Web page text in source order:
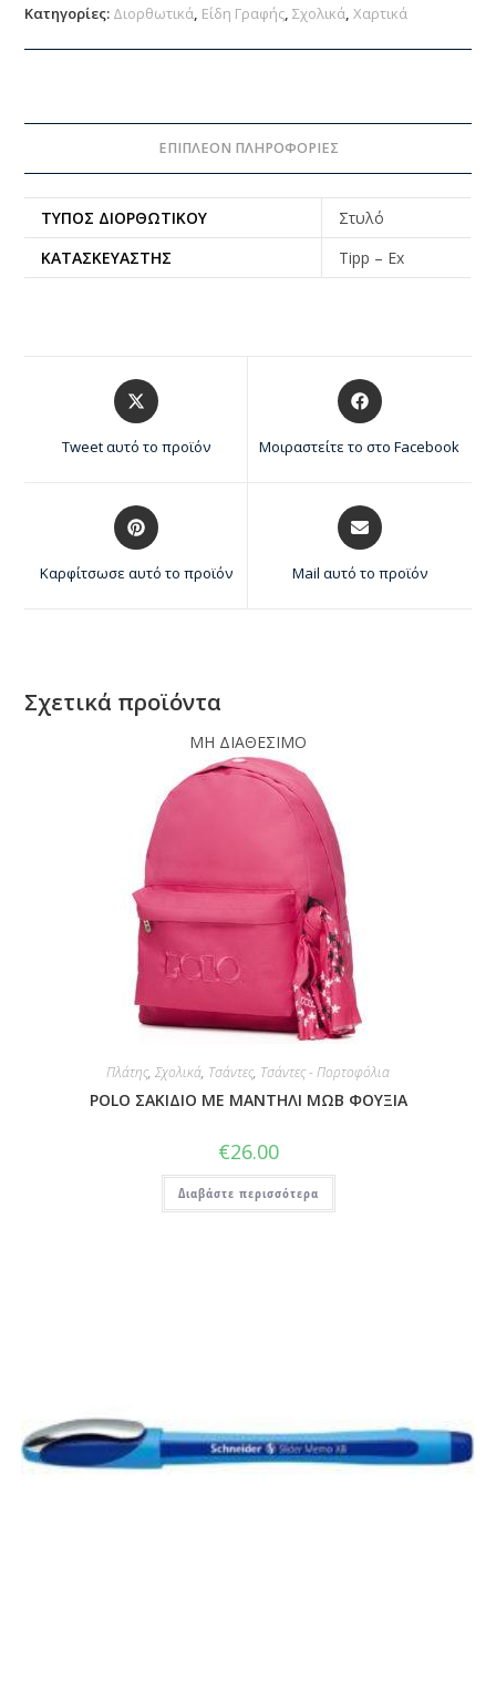
Κατηγορίες: Διορθωτικά, Είδη Γραφής,Σχολικά,Χαρτικά
ΕΠΙΠΛΈΟΝ ΠΛΗΡΟΦΟΡΊΕΣ
ΤΎΠΟΣ ΔΙΟΡΘΩΤΙΚΟΎ
Στυλό
ΚΑΤΑΣΚΕΥΑΣΤΉΣ
Tipp – Ex
Tweet αυτό το προϊόν Μοιραστείτε το στο Facebook
Καρφίτσωσε αυτό το προϊόν Mail αυτό το προϊόν
Σχετικά προϊόντα
ΜΗ ΔΙΑΘΕΣΙΜΟ
Πλάτης, Σχολικά, Τσάντες, Τσάντες - Πορτοφόλια
POLO ΣΑΚΙΔΙΟ ΜΕ ΜΑΝΤΗΛΙ ΜΩΒ ΦΟΥΞΙΑ
€26.00
Διαβάστε περισσότερα